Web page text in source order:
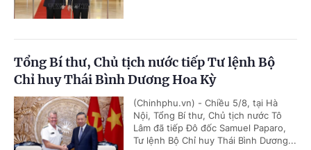
Tổng Bí thư, Chủ tịch nước tiếp Tư lệnh Bộ
Chỉ huy Thái Bình Dương Hoa Kỳ
(Chinhphu.vn) - Chiều 5/8, tại Hà
Nội, Tổng Bí thư, Chủ tịch nước Tô
Lâm đã tiếp Đô đốc Samuel Paparo,
Tư lệnh Bộ Chỉ huy Thái Bình Dương...